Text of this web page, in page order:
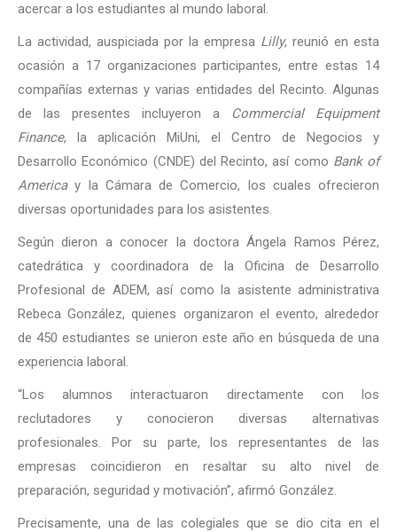
acercar a los estudiantes al mundo laboral.
La actividad, auspiciada por la empresa Lilly, reunió en esta
ocasión a 17 organizaciones participantes, entre estas 14
compañías externas y varias entidades del Recinto. Algunas
de las presentes incluyeron a
Commercial Equipment
Finance, la aplicación MiUni, el Centro de Negocios y
Desarrollo Económico (CNDE) del Recinto, así como Bank of
Americay la Cámara de Comercio, los cuales ofrecieron
diversas oportunidades para los asistentes.
Según dieron a conocer la doctora Ángela Ramos Pérez,
catedrática y coordinadora de la Oficina de Desarrollo
Profesional de ADEM, así como la asistente administrativa
Rebeca González, quienes organizaron el evento, alrededor
de 450 estudiantes se unieron este año en búsqueda de una
experiencia laboral.
“Los alumnos interactuaron directamente con los
reclutadores y conocieron diversas alternativas
profesionales. Por su parte, los representantes de las
empresas coincidieron en resaltar su alto nivel de
preparación, seguridad y motivación”, afirmó González.
Precisamente, una de las colegiales que se dio cita en el